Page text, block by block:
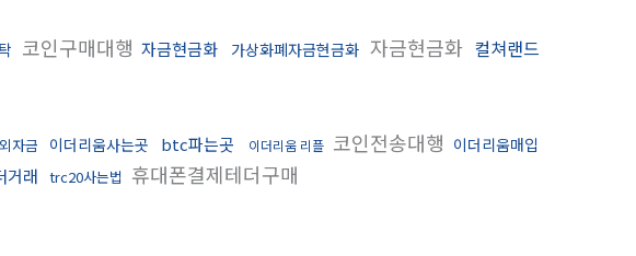
코인구매대행 자금현금화 가상화폐자금현금화 자금현금화 컬쳐랜드
자금 이더리움사는곳 btc파는곳 이더리움 리플 코인전송대행 이더리움매입
거래 trc20사는법 휴대폰결제테더구매